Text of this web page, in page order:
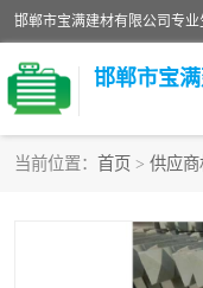
邯郸市宝
当前位置： 首页 > 供应商